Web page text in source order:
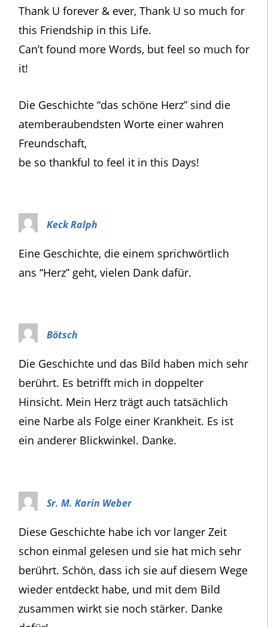
Thank U forever & ever, Thank U so much for
this Friendship in this Life.
Can’t found more Words, but feel so much for
it!
Die Geschichte “das schöne Herz” sind die
atemberaubendsten Worte einer wahren
Freundschaft,
be so thankful to feel it in this Days!
Keck Ralph
Eine Geschichte, die einem sprichwörtlich
ans “Herz” geht, vielen Dank dafür.
Bötsch
Die Geschichte und das Bild haben mich sehr
berührt. Es betrifft mich in doppelter
Hinsicht. Mein Herz trägt auch tatsächlich
eine Narbe als Folge einer Krankheit. Es ist
ein anderer Blickwinkel. Danke.
Sr. M. Karin Weber
Diese Geschichte habe ich vor langer Zeit
schon einmal gelesen und sie hat mich sehr
berührt. Schön, dass ich sie auf diesem Wege
wieder entdeckt habe, und mit dem Bild
zusammen wirkt sie noch stärker. Danke